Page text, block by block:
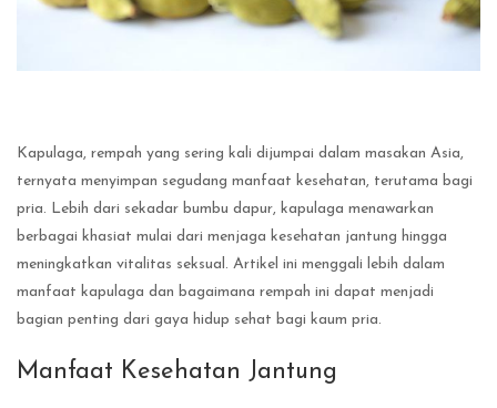
Kapulaga, rempah yang sering kali dijumpai dalam masakan Asia,
ternyata menyimpan segudang manfaat kesehatan, terutama bagi
pria. Lebih dari sekadar bumbu dapur, kapulaga menawarkan
berbagai khasiat mulai dari menjaga kesehatan jantung hingga
meningkatkan vitalitas seksual. Artikel ini menggali lebih dalam
manfaat kapulaga dan bagaimana rempah ini dapat menjadi
bagian penting dari gaya hidup sehat bagi kaum pria.
Manfaat Kesehatan Jantung